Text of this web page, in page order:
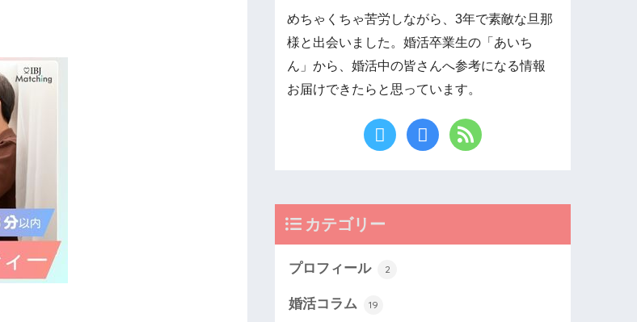
めちゃくちゃ苦労しながら、3年で素敵な旦那
様と出会いました。婚活卒業生の「あいち
ん」から、婚活中の皆さんへ参考になる情報
お届けできたらと思っています。
カテゴリー
プロフィール 2
婚活コラム 19